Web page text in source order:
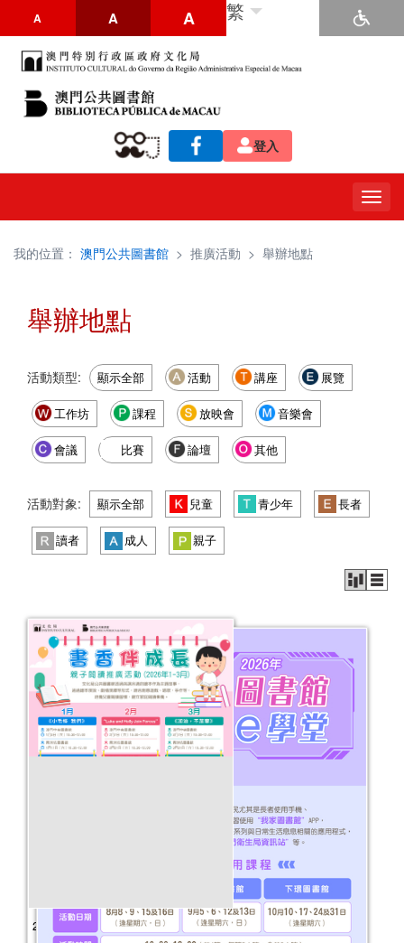
A A A 繁
登入
我的位置： 澳門公共圖書館 > 推廣活動 > 舉辦地點
舉辦地點
活動類型: 顯示全部 活動 講座 展覽
工作坊 課程 放映會 音樂會
會議 比賽 論壇 其他
活動對象: 顯示全部 兒童 青少年 長者
讀者 成人 親子
2026年“書香伴成長”親子閱讀推廣活動